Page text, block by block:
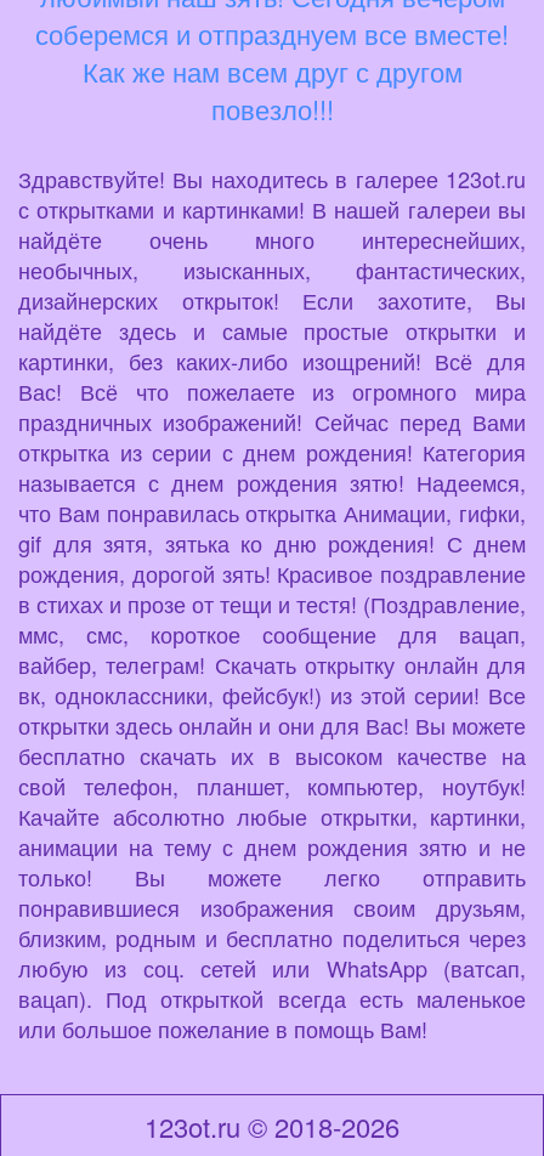
соберемся и отпразднуем все вместе!
Как же нам всем друг с другом
повезло!!!
Здравствуйте! Вы находитесь в галерее 123ot.ru
с открытками и картинками! В нашей галереи вы
найдёте очень много интереснейших,
необычных, изысканных, фантастических,
дизайнерских открыток! Если захотите, Вы
найдёте здесь и самые простые открытки и
картинки, без каких-либо изощрений! Всё для
Вас! Всё что пожелаете из огромного мира
праздничных изображений! Сейчас перед Вами
открытка из серии с днем рождения! Категория
называется с днем рождения зятю! Надеемся,
что Вам понравилась открытка Анимации, гифки,
gif для зятя, зятька ко дню рождения! С днем
рождения, дорогой зять! Красивое поздравление
в стихах и прозе от тещи и тестя! (Поздравление,
ммс, смс, короткое сообщение для вацап,
вайбер, телеграм! Скачать открытку онлайн для
вк, одноклассники, фейсбук!) из этой серии! Все
открытки здесь онлайн и они для Вас! Вы можете
бесплатно скачать их в высоком качестве на
свой телефон, планшет, компьютер, ноутбук!
Качайте абсолютно любые открытки, картинки,
анимации на тему с днем рождения зятю и не
только! Вы можете легко отправить
понравившиеся изображения своим друзьям,
близким, родным и бесплатно поделиться через
любую из соц. сетей или WhatsApp (ватсап,
вацап). Под открыткой всегда есть маленькое
или большое пожелание в помощь Вам!
123ot.ru © 2018-2026